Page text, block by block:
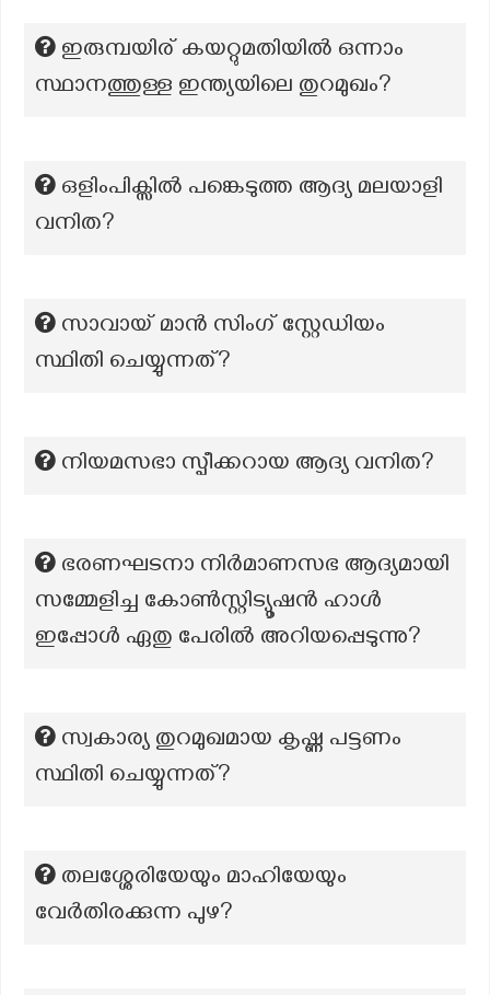
ഇരുമ്പയിര് കയറ്റുമതിയിൽ ഒന്നാം
സ്ഥാനത്തുള്ള ഇന്ത്യയിലെ തുറമുഖം?
ഒളിംപിക്സില്‍ പങ്കെടുത്ത ആദ്യ മലയാളി
വനിത?
സാവായ് മാൻ സിംഗ് സ്റ്റേഡിയം
സ്ഥിതി ചെയ്യുന്നത്?
നിയമസഭാ സ്പീക്കറായ ആദ്യ വനിത?
ഭരണഘടനാ നിർമാണസഭ ആദ്യമായി
സമ്മേളിച്ച കോൺസ്റ്റിട്യൂഷൻ ഹാൾ
ഇപ്പോൾ ഏതു പേരിൽ അറിയപ്പെടുന്നു?
സ്വകാര്യ തുറമുഖമായ കൃഷ്ണ പട്ടണം
സ്ഥിതി ചെയ്യുന്നത്?
തലശ്ശേരിയേയും മാഹിയേയും
വേർതിരക്കുന്ന പുഴ?